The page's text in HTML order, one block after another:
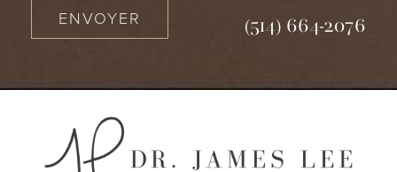
ENVOYER (514) 664-2076